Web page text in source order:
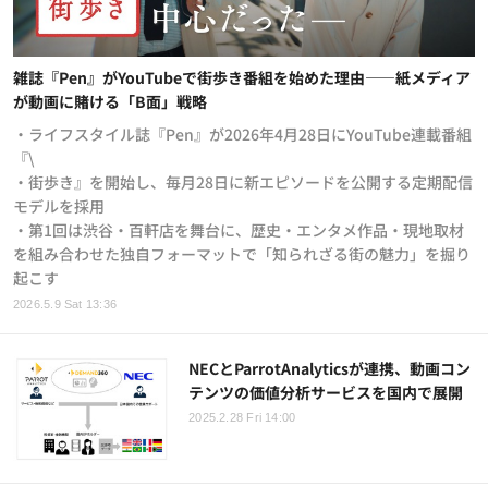
2026.5.9 Sat 13:36
雑誌『Pen』がYouTubeで街歩き番組を始めた理由——紙メディア
が動画に賭ける「B面」戦略
・ライフスタイル誌『Pen』が2026年4月28日にYouTube連載番組
『\
・街歩き』を開始し、毎月28日に新エピソードを公開する定期配信
モデルを採用
・第1回は渋谷・百軒店を舞台に、歴史・エンタメ作品・現地取材
を組み合わせた独自フォーマットで「知られざる街の魅力」を掘り
起こす
NECとParrotAnalyticsが連携、動画コン
テンツの価値分析サービスを国内で展開
2025.2.28 Fri 14:00